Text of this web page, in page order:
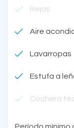
Rejas
Aire
Lavarropas
Estufa a
Cochera